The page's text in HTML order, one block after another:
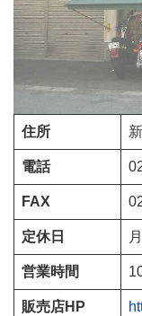
住所
電話
FAX
定休日
営業時間
販売店HP